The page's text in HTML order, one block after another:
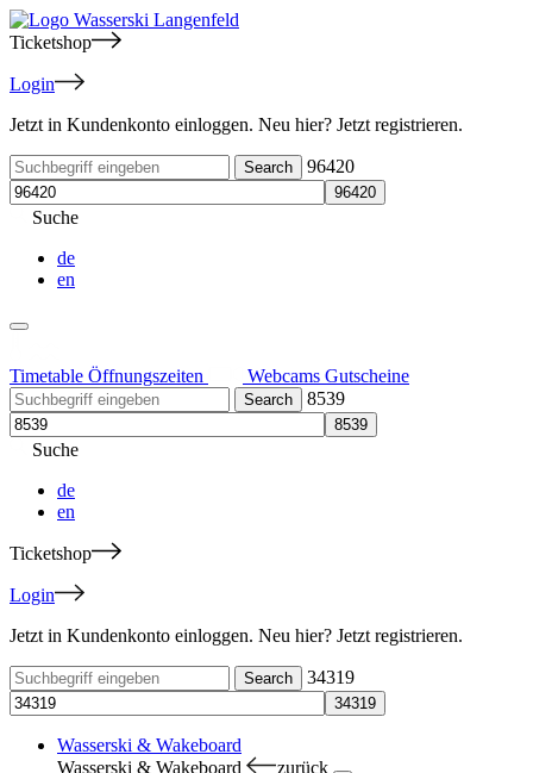
Ticketshop
Login
Jetzt in Kundenkonto einloggen. Neu hier? Jetzt registrieren.
96420
Suche
de
en
Timetable Öffnungszeiten Webcams Gutscheine
8539
Suche
de
en
Ticketshop
Login
Jetzt in Kundenkonto einloggen. Neu hier? Jetzt registrieren.
34319
Wasserski & Wakeboard
Wasserski & Wakeboard
zurück